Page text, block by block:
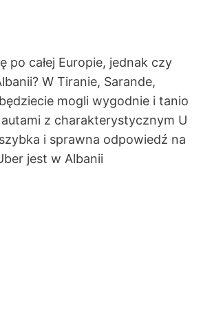
po całej Europie, jednak czy
W Tiranie, Sarande,
mogli wygodnie i tanio
z charakterystycznym U
i sprawna odpowiedź na
jest w Albanii